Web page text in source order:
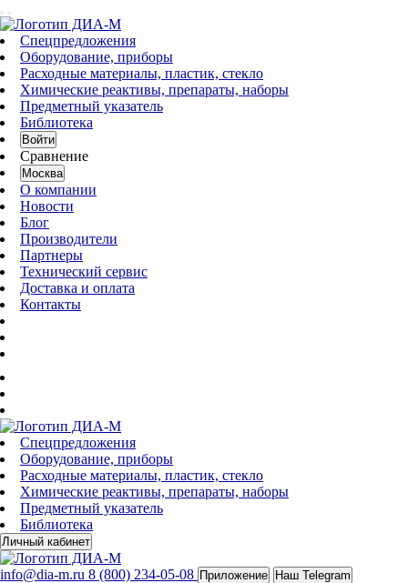
Спецпредложения
Оборудование, приборы
Расходные материалы, пластик, стекло
Химические реактивы, препараты, наборы
Предметный указатель
Библиотека
Войти
Сравнение
Москва
О компании
Новости
Блог
Производители
Партнеры
Технический сервис
Доставка и оплата
Контакты
Спецпредложения
Оборудование, приборы
Расходные материалы, пластик, стекло
Химические реактивы, препараты, наборы
Предметный указатель
Библиотека
Личный кабинет
info@dia-m.ru 8 (800) 234-05-08 Приложение Наш Telegram